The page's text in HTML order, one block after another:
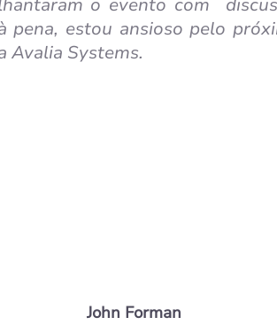
o evento com
pena, estou ansioso pelo
Avalia Systems.
John Forman